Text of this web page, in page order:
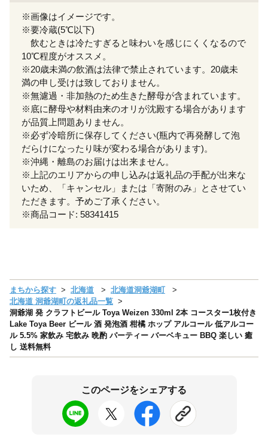
※画像はイメージです。
※要冷蔵(5℃以下)
飲むときは冷たすぎると味わいを感じにくくなるので
10℃程度がオススメ。
※20歳未満の飲酒は法律で禁止されています。20歳未
満の申し受けは致しておりません。
※無濾過・非加熱のため生きた酵母が含まれています。
※底に酵母や材料由来のオリが沈殿する場合があります
が品質上問題ありません。
※必ず冷暗所に保存してください(瓶内で再発酵して泡
だらけになったり味が変わる場合があります)。
※沖縄・離島のお届けは出来ません。
※上記のエリアからの申し込みは返礼品の手配が出来な
いため、「キャンセル」または「寄附のみ」とさせてい
ただきます。予めご了承ください。
※商品コード: 58341415
まちから探す 北海道
北海道洞爺湖町
北海道 洞爺湖町の返礼品一覧
洞爺湖 発 クラフトビール Toya Weizen 330ml 2本 コースター1枚付き
Lake Toya Beer ビール 酒 発泡酒 柑橘 ホップ アルコール 低アルコー
ル 5.5% 家飲み 宅飲み 晩酌 パーティー バーベキュー BBQ 楽しい 癒
し 送料無料
このページをシェアする